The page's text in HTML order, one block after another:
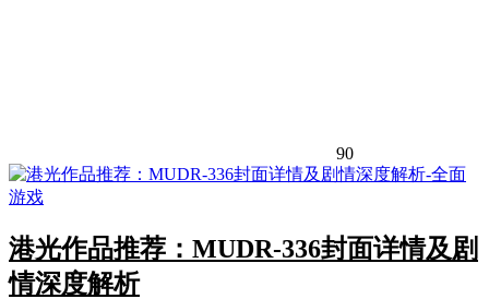
90
港光作品推荐：MUDR-336封面详情及剧
情深度解析